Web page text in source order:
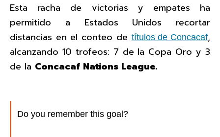
Esta racha de victorias y empates ha
permitido a Estados Unidos recortar
distancias en el conteo detítulos de Concacaf,
alcanzando 10 trofeos: 7 de la Copa Oro y 3
de la Concacaf Nations League.
Do you remember this goal?